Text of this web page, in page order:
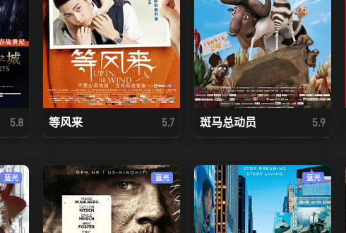
5.8 等风来 5.7 斑马总动员 5.9
蓝光 蓝光 蓝光